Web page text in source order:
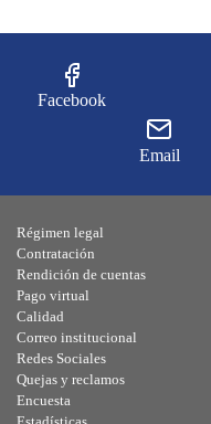
Facebook
Email
Régimen legal
Contratación
Rendición de cuentas
Pago virtual
Calidad
Correo institucional
Redes Sociales
Quejas y reclamos
Encuesta